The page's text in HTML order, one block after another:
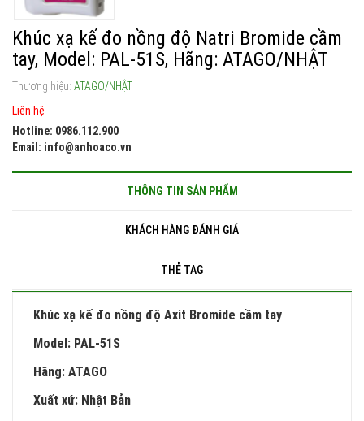
Khúc xạ kế đo nồng độ Natri Bromide cầm
tay, Model: PAL-51S, Hãng: ATAGO/NHẬT
Thương hiệu: ATAGO/NHẬT
Liên hệ
Hotline: 0986.112.900
Email: info@anhoaco.vn
THÔNG TIN SẢN PHẨM
KHÁCH HÀNG ĐÁNH GIÁ
THẺ TAG
Khúc xạ kế đo nồng độ Axit Bromide cầm tay
Model: PAL-51S
Hãng: ATAGO
Xuất xứ: Nhật Bản